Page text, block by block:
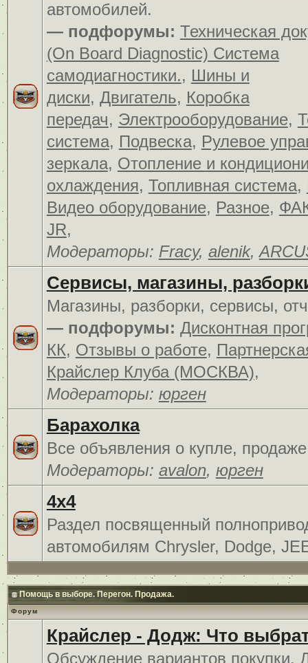
автомобилей.
— подфорумы: Техническая
(On Board Diagnostic) Система
самодиагностики., Шины и
диски, Двигатель, Коробка
передач, Электрооборудование,
система, Подвеска, Рулевое
зеркала, Отопление и
охлаждения, Топливная система,
Видео оборудование, Разное,
JR,
Модераторы: Fracy, alenik,
Сервисы, магазины,
Магазины, разборки, сервисы,
— подфорумы: Дисконтная
КК, Отзывы о работе,
Крайслер Клуба (МОСКВА),
Модераторы: юрген
Барахолка
Все объявления о купле,
Модераторы: avalon, юрген
4x4
Раздел посвященный
автомобилям Chrysler, Dodge,
Помощь в выборе. Перегон. Продажа.
Форум
Крайслер - Додж: Что
Обсуждение вариантов покупки.